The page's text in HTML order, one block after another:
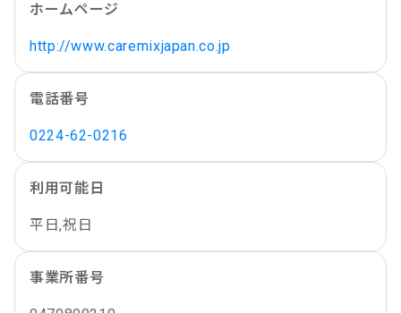
ホームページ
http://www.caremixjapan.co.jp
電話番号
0224-62-0216
利用可能日
平日,祝日
事業所番号